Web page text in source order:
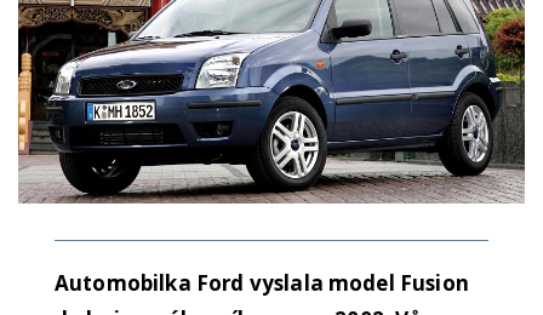
Automobilka Ford vyslala model Fusion